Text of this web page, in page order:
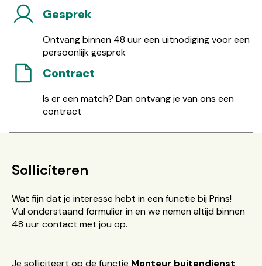
Gesprek
Ontvang binnen 48 uur een uitnodiging voor een
persoonlijk gesprek
Contract
Is er een match? Dan ontvang je van ons een
contract
Solliciteren
Wat fijn dat je interesse hebt in een functie bij Prins!
Vul onderstaand formulier in en we nemen altijd binnen
48 uur contact met jou op.
Je solliciteert op de functie Monteur buitendienst